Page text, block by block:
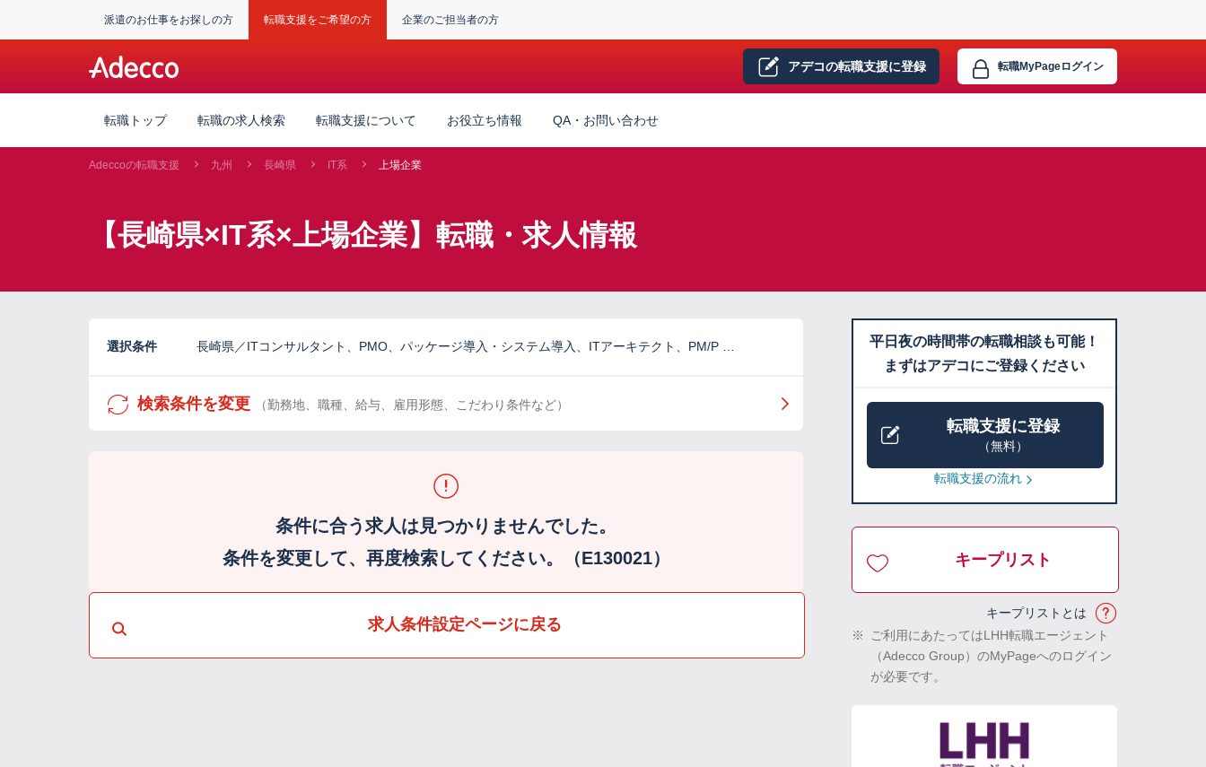
派遣のお仕事をお探しの方 転職支援をご希望の方 企業のご担当者の方
アデコの転職支援に登録 転職MyPageログイン
転職トップ 転職の求人検索 転職支援について お役立ち情報 QA・お問い合わせ
Adeccoの転職支援 九州 長崎県 IT系 上場企業
【長崎県×IT系×上場企業】転職・求人情報
選択条件 長崎県／ITコンサルタント、PMO、パッケージ導入・システム導入、ITアーキテクト、PM/P …
検索条件を変更 （勤務地、職種、給与、雇用形態、こだわり条件など）
条件に合う求人は見つかりませんでした。
条件を変更して、再度検索してください。（E130021）
求人条件設定ページに戻る
平日夜の時間帯の転職相談も可能！
まずはアデコにご登録ください
転職支援に登録
（無料）
転職支援の流れ
キープリスト
キープリストとは
※
ご利用にあたってはLHH転職エージェント
（Adecco Group）のMyPageへのログイン
が必要です。